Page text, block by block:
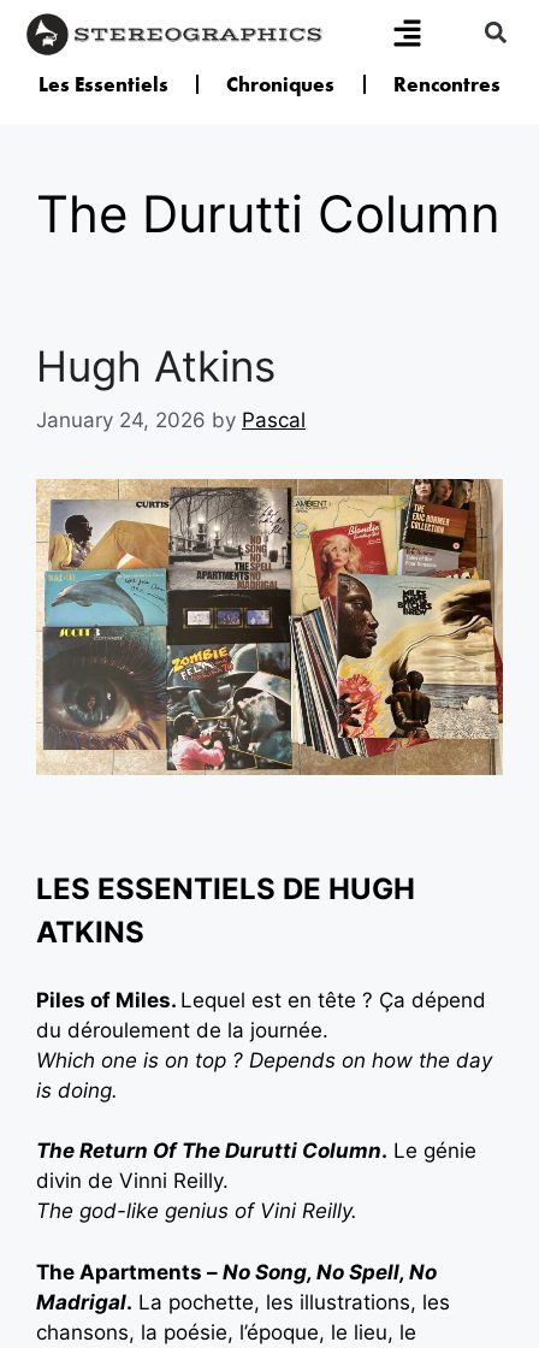
Les Essentiels Chroniques Rencontres
The Durutti Column
Hugh Atkins
January 24, 2026 by Pascal
LES ESSENTIELS DE HUGH
ATKINS
Piles of Miles. Lequel est en tête ? Ça dépend
du déroulement de la journée.
Which one is on top ? Depends on how the day
is doing.
The Return Of The Durutti Column. Le génie
divin de Vinni Reilly.
The god-like genius of Vini Reilly.
The Apartments – No Song, No Spell, No
Madrigal. La pochette, les illustrations, les
chansons, la poésie, l’époque, le lieu, le